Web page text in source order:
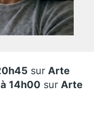
sur Arte
14h00 sur Arte